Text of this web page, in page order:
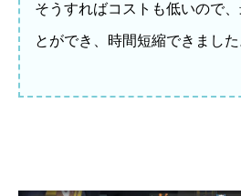
そうすればコストも低いので
とができ、時間短縮できました